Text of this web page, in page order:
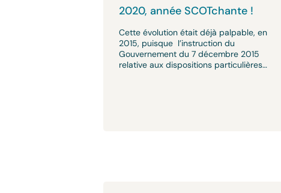
2020, année SCOTchante !
Cette évolution était déjà palpable, en
2015, puisque l’instruction du
Gouvernement du 7 décembre 2015
relative aux dispositions particulières…